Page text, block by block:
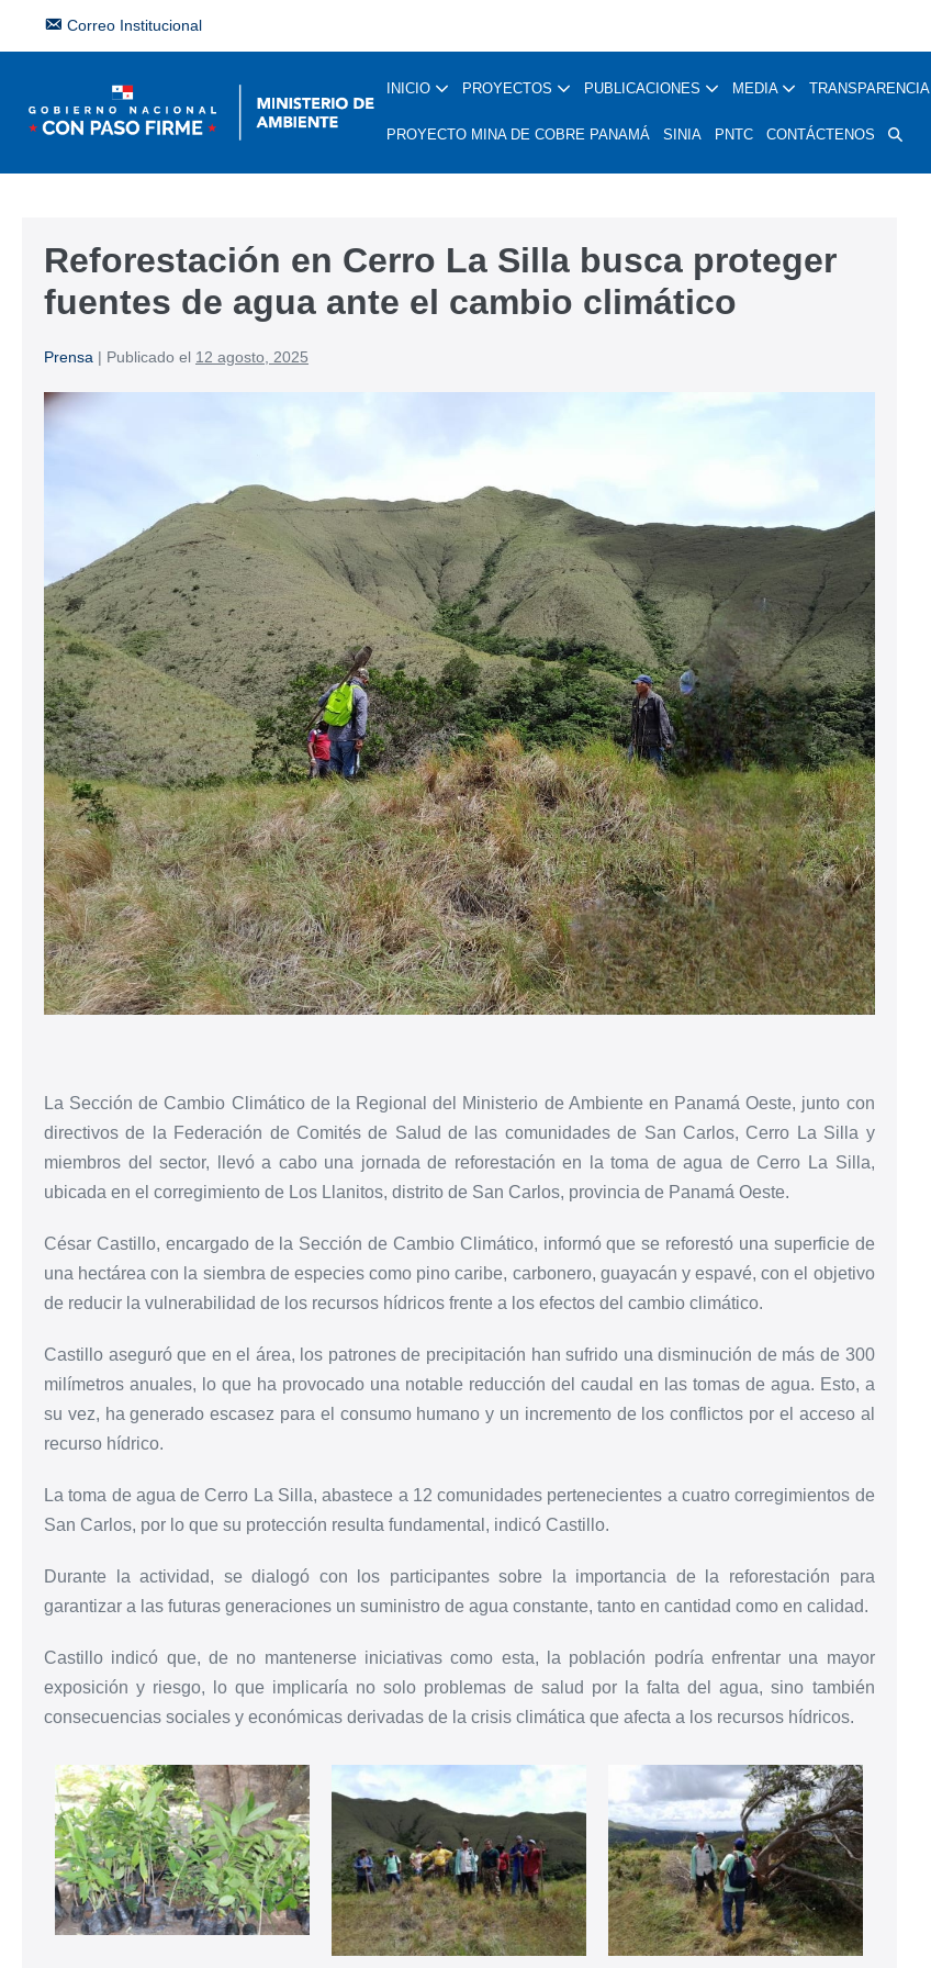
Correo Institucional
INICIO PROYECTOS PUBLICACIONES MEDIA TRANSPARENCIA
PROYECTO MINA DE COBRE PANAMÁ SINIA PNTC CONTÁCTENOS
Reforestación en Cerro La Silla busca proteger
fuentes de agua ante el cambio climático
Prensa | Publicado el 12 agosto, 2025
La Sección de Cambio Climático de la Regional del Ministerio de Ambiente en Panamá Oeste, junto con
directivos de la Federación de Comités de Salud de las comunidades de San Carlos, Cerro La Silla y
miembros del sector, llevó a cabo una jornada de reforestación en la toma de agua de Cerro La Silla,
ubicada en el corregimiento de Los Llanitos, distrito de San Carlos, provincia de Panamá Oeste.
César Castillo, encargado de la Sección de Cambio Climático, informó que se reforestó una superficie de
una hectárea con la siembra de especies como pino caribe, carbonero, guayacán y espavé, con el objetivo
de reducir la vulnerabilidad de los recursos hídricos frente a los efectos del cambio climático.
Castillo aseguró que en el área, los patrones de precipitación han sufrido una disminución de más de 300
milímetros anuales, lo que ha provocado una notable reducción del caudal en las tomas de agua. Esto, a
su vez, ha generado escasez para el consumo humano y un incremento de los conflictos por el acceso al
recurso hídrico.
La toma de agua de Cerro La Silla, abastece a 12 comunidades pertenecientes a cuatro corregimientos de
San Carlos, por lo que su protección resulta fundamental, indicó Castillo.
Durante la actividad, se dialogó con los participantes sobre la importancia de la reforestación para
garantizar a las futuras generaciones un suministro de agua constante, tanto en cantidad como en calidad.
Castillo indicó que, de no mantenerse iniciativas como esta, la población podría enfrentar una mayor
exposición y riesgo, lo que implicaría no solo problemas de salud por la falta del agua, sino también
consecuencias sociales y económicas derivadas de la crisis climática que afecta a los recursos hídricos.